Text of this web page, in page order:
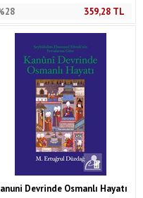
359,28 TL
Devrinde Osmanlı Hayatı